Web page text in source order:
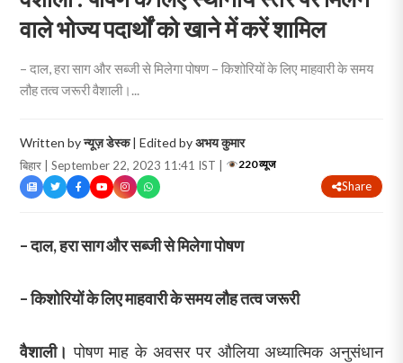
वाले भोज्य पदार्थों को खाने में करें शामिल
– दाल, हरा साग और सब्जी से मिलेगा पोषण – किशोरियों के लिए माहवारी के समय
लौह तत्व जरूरी वैशाली।...
Written byन्यूज़ डेस्क| Edited byअभय कुमार
बिहार | September 22, 2023 11:41 IST | 220 व्यूज
Share
– दाल, हरा साग और सब्जी से मिलेगा पोषण
– किशोरियों के लिए माहवारी के समय लौह तत्व जरूरी
वैशाली। पोषण माह के अवसर पर औलिया अध्यात्मिक अनुसंधान